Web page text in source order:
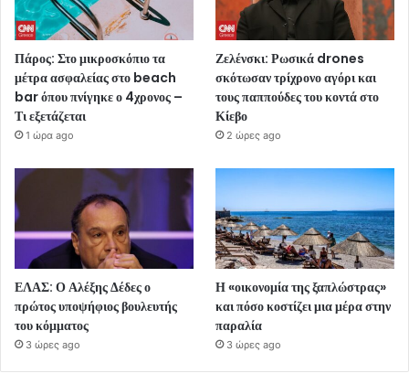
Πάρος: Στο μικροσκόπιο τα
μέτρα ασφαλείας στο beach
bar όπου πνίγηκε ο 4χρονος –
Τι εξετάζεται
1 ώρα ago
Ζελένσκι: Ρωσικά drones
σκότωσαν τρίχρονο αγόρι και
τους παππούδες του κοντά στο
Κίεβο
2 ώρες ago
ΕΛΑΣ: Ο Αλέξης Δέδες ο
πρώτος υποψήφιος βουλευτής
του κόμματος
3 ώρες ago
Η «οικονομία της ξαπλώστρας»
και πόσο κοστίζει μια μέρα στην
παραλία
3 ώρες ago